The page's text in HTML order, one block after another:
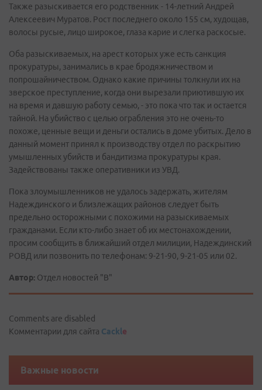
Также разыскивается его родственник - 14-летний Андрей
Алексеевич Муратов. Рост последнего около 155 см, худощав,
волосы русые, лицо широкое, глаза карие и слегка раскосые.
Оба разыскиваемых, на арест которых уже есть санкция
прокуратуры, занимались в крае бродяжничеством и
попрошайничеством. Однако какие причины толкнули их на
зверское преступление, когда они вырезали приютившую их
на время и давшую работу семью, - это пока что так и остается
тайной. На убийство с целью ограбления это не очень-то
похоже, ценные вещи и деньги остались в доме убитых. Дело в
данный момент принял к производству отдел по раскрытию
умышленных убийств и бандитизма прокуратуры края.
Задействованы также оперативники из УВД.
Пока злоумышленников не удалось задержать, жителям
Надеждинского и близлежащих районов следует быть
предельно осторожными с похожими на разыскиваемых
гражданами. Если кто-либо знает об их местонахождении,
просим сообщить в ближайший отдел милиции, Надеждинский
РОВД или позвонить по телефонам: 9-21-90, 9-21-05 или 02.
Автор: Отдел новостей "В"
Comments are disabled
Комментарии для сайта Cackle
Важные новости